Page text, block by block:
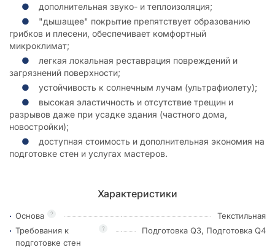
дополнительная звуко- и теплоизоляция;
"дышащее" покрытие препятствует образованию
грибков и плесени, обеспечивает комфортный
микроклимат;
легкая локальная реставрация повреждений и
загрязнений поверхности;
устойчивость к солнечным лучам (ультрафиолету);
высокая эластичность и отсутствие трещин и
разрывов даже при усадке здания (частного дома,
новостройки);
доступная стоимость и дополнительная экономия на
подготовке стен и услугах мастеров.
Характеристики
?
Основа Текстильная
?
Требования к
подготовке стен
Подготовка Q3, Подготовка Q4